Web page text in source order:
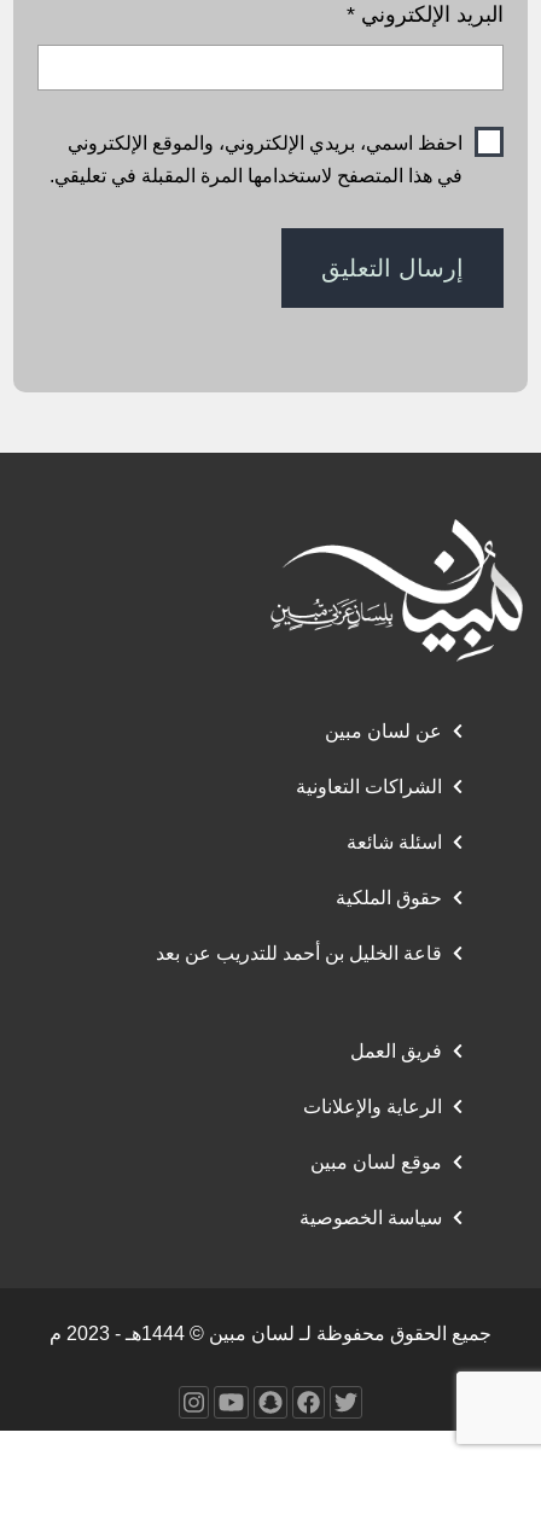
البريد الإلكتروني*
احفظ اسمي، بريدي الإلكتروني، والموقع الإلكتروني
في هذا المتصفح لاستخدامها المرة المقبلة في تعليقي.
عن لسان مبين
الشراكات التعاونية
اسئلة شائعة
حقوق الملكية
قاعة الخليل بن أحمد للتدريب عن بعد
فريق العمل
الرعاية والإعلانات
موقع لسان مبين
سياسة الخصوصية
جميع الحقوق محفوظة لـ لسان مبين © 1444هـ - 2023 م